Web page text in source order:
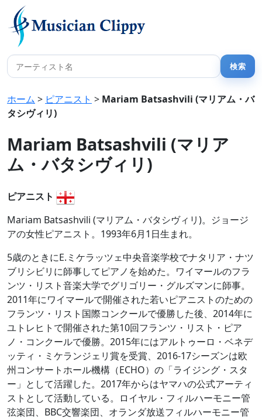
ホーム > ピアニスト > Mariam Batsashvili (マリアム・バ
タシヴィリ)
Mariam Batsashvili (マリア
ム・バタシヴィリ)
ピアニスト
Mariam Batsashvili (マリアム・バタシヴィリ)。ジョージ
アの女性ピアニスト。1993年6月1日生まれ。
5歳のときにE.ミケラッツェ中央音楽学校でナタリア・ナツ
ブリシビリに師事してピアノを始めた。ワイマールのフラ
ンツ・リスト音楽大学でグリゴリー・グルズマンに師事。
2011年にワイマールで開催された若いピアニストのための
フランツ・リスト国際コンクールで優勝した後、2014年に
ユトレヒトで開催された第10回フランツ・リスト・ピア
ノ・コンクールで優勝。2015年にはアルトゥーロ・ベネデ
ッティ・ミケランジェリ賞を受賞、2016-17シーズンは欧
州コンサートホール機構（ECHO）の「ライジング・スタ
ー」として活躍した。2017年からはヤマハの公式アーティ
ストとして活動している。ロイヤル・フィルハーモニー管
弦楽団、BBC交響楽団、オランダ放送フィルハーモニー管